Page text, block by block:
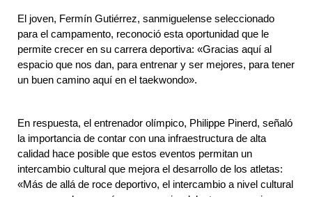
El joven, Fermín Gutiérrez, sanmiguelense seleccionado
para el campamento, reconoció esta oportunidad que le
permite crecer en su carrera deportiva: «Gracias aquí al
espacio que nos dan, para entrenar y ser mejores, para tener
un buen camino aquí en el taekwondo».
En respuesta, el entrenador olímpico, Philippe Pinerd, señaló
la importancia de contar con una infraestructura de alta
calidad hace posible que estos eventos permitan un
intercambio cultural que mejora el desarrollo de los atletas:
«Más de allá de roce deportivo, el intercambio a nivel cultural